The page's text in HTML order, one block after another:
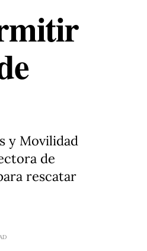
y Movilidad
de
rescatar